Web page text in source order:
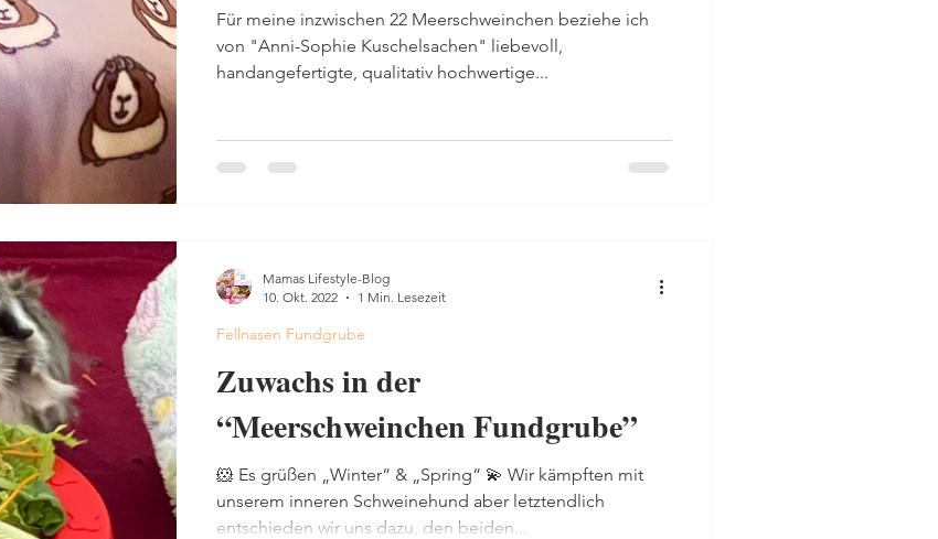
Für meine inzwischen 22 Meerschweinchen beziehe ich
von "Anni-Sophie Kuschelsachen" liebevoll,
handangefertigte, qualitativ hochwertige...
Zuwachs in der
“Meerschweinchen Fundgrube”
🐹 Es grüßen „Winter“ & „Spring“ 💫 Wir kämpften mit
unserem inneren Schweinehund aber letztendlich
entschieden wir uns dazu, den beiden...
Fellnasen Fundgrube
Mamas Lifestyle-Blog
10. Okt. 2022
1 Min. Lesezeit